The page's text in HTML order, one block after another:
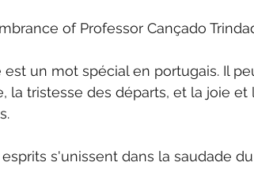
of Professor Cançado
est un mot spécial en portugais. Il
la tristesse des départs, et la joie
s'unissent dans la saudade